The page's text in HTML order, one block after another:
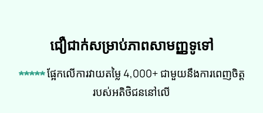
ជឿជាក់សម្រាប់ភាពសាមញ្ញទូទៅ
★★★★★ផ្អែកលើការវាយតម្លៃ 4,000+ ជាមួយនឹងការពេញចិត្ត
របស់អតិថិជននៅលើ